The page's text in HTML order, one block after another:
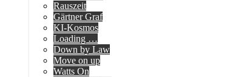
Rauszeit
Gärtner Graf
KI-Kosmos
Loading …
Down by Law
Move on up
Watts On